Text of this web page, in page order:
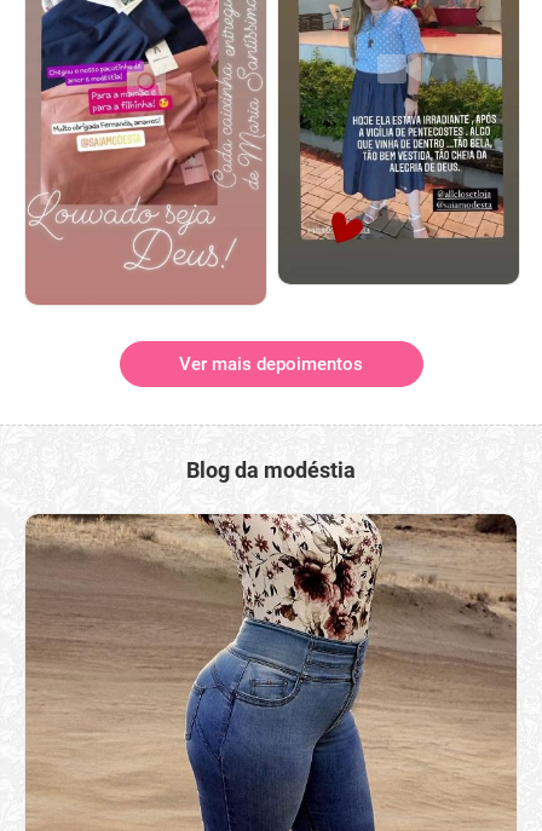
Ver mais depoimentos
Blog da modéstia